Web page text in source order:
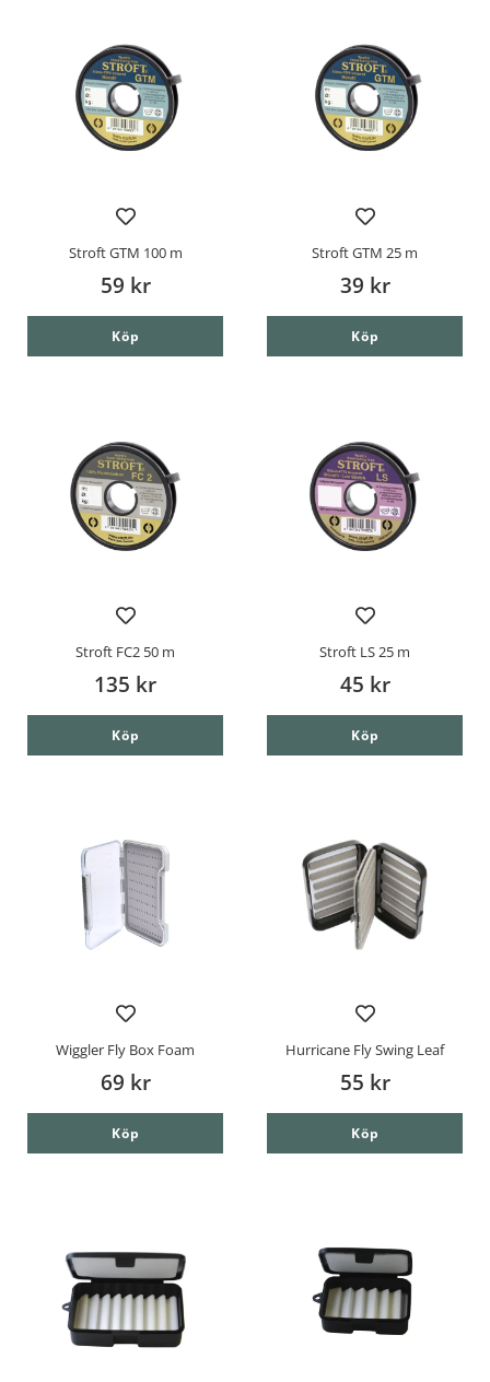
Stroft GTM 100 m
59 kr
Köp
Stroft GTM 25 m
39 kr
Köp
Stroft FC2 50 m
135 kr
Köp
Stroft LS 25 m
45 kr
Köp
Wiggler Fly Box Foam
69 kr
Köp
Hurricane Fly Swing Leaf
55 kr
Köp